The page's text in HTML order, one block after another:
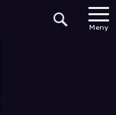
Meny